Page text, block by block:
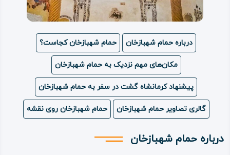
اقامتگاه
درباره حمام شهبازخان حمام شهبازخان کجاست؟
مکان‌های مهم نزدیک به حمام شهبازخان
پیشنهاد کرمانشاه گشت در سفر به حمام شهبازخان
گالری تصاویر حمام شهبازخان حمام شهبازخان روی نقشه
درباره حمام شهبازخان